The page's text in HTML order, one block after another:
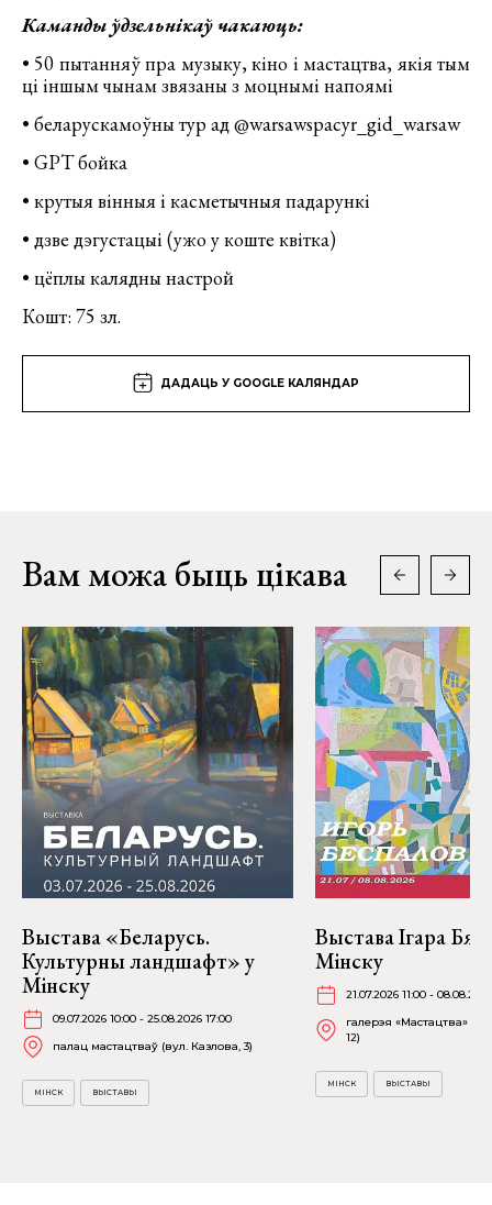
Каманды ўдзельнікаў чакаюць:
• 50 пытанняў пра музыку, кіно і мастацтва, якія тым
ці іншым чынам звязаны з моцнымі напоямі
• беларускамоўны тур ад @warsawspacyr_gid_warsaw
• GPT бойка
• крутыя вінныя і касметычныя падарункі
• дзве дэгустацыі (ужо у коште квітка)
• цёплы калядны настрой
Кошт: 75 зл.
ДАДАЦЬ У GOOGLE КАЛЯНДАР
Вам можа быць цікава
Выстава «Беларусь.
Культурны ландшафт» у
Мінску
09.07.2026 10:00 - 25.08.2026 17:00
палац мастацтваў (вул. Казлова, 3)
МІНСК ВЫСТАВЫ
Выстава Ігара
Мінску
21.07.2026 11:00 -
галерэя «Мастацтва»
12)
МІНСК ВЫСТАВЫ